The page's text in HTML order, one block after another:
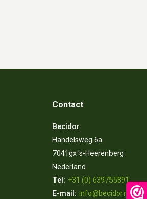
Contact
Becidor
Handelsweg 6a
7041gx 's-Heerenberg
Nederland
Tel: +31 (0) 639755891
E-mail: info@becidor.nl